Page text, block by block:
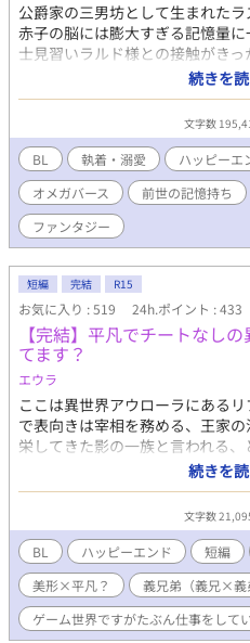
公爵家の三男坊として生まれたラ
赤子の脳には膨大すぎる記憶量
士見習いラルド様との接触がき
き人の記憶を思い出す。 それ以
ド様を陰日向からこっそり眺め
していた。 しかし、そんなラズ
れはこの国の絶対的権力者であ
瞬間からロックオンされ過ごして
めての発情期が来ると同時に番
士。が、それとこれとは話は別。
クオーツ様にバレれば即寝室へ強
為、毎日が戦いだった─── 「は
でよ。その目が他の男を映すのが
さい。気が散るからあっち行っ
クビにしようかな」 「きぃぃっ
る推し活を生きがいとするラズ
オーツ様の一瞬即発奮闘ラブ
しい王妃、前世の記憶あり ◆
た目爽やか中身激重愛情嫉妬
ド様(32)α …騎士団長、落ち
の前世の付き人 ◆トール、マリ
ラズの側近兼護衛兼愚痴聞き役
トルに※付けます。
続きを
文字数
BL 執着・溺愛 ハッピーエ
オメガバース
前世の記憶持ち
ファンタジー
短編 完結 R15
お気に入り : 519 24h.ポイント : 433
【完結】平凡でチートなし
てます？
エウラ
ここは異世界アウローラにある
で表向きは宰相を務める、王家
栄してきた影の一族と言われる、
三歳の時に前世の記憶を思い出
が、生まれたときから平々凡々
ったわけでもなく、ひたすら努
偏差値が高い上に能力も桁違い
な家族の中で目立たず過ごす日々
や兄弟に戸惑いつつも平凡なり
性婚、妊娠出産ありの世界観。本
完結まで五、六話を予定してます
定。 完結しました。読んでくだ
続きを
文字数
BL ハッピーエンド 短編
美形×平凡？
義兄弟（義兄×義
ゲーム世界ですがたぶん仕事をして